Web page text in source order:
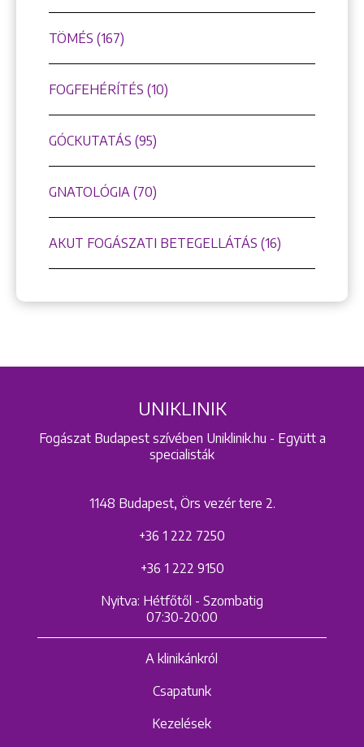
TÖMÉS (167)
FOGFEHÉRÍTÉS (10)
GÓCKUTATÁS (95)
GNATOLÓGIA (70)
AKUT FOGÁSZATI BETEGELLÁTÁS (16)
UNIKLINIK
Fogászat Budapest szívében Uniklinik.hu - Együtt a
specialisták
1148 Budapest, Örs vezér tere 2.
+36 1 222 7250
+36 1 222 9150
Nyitva: Hétfőtől - Szombatig
07:30-20:00
A klinikánkról
Csapatunk
Kezelések